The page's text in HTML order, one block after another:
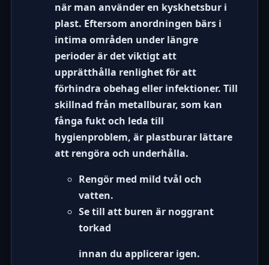
när man använder en kyskhetsbur i
plast. Eftersom anordningen bärs i
intima områden under längre
perioder är det viktigt att
upprätthålla renlighet för att
förhindra obehag eller infektioner. Till
skillnad från metallburar, som kan
fånga fukt och leda till
hygienproblem, är plastburar lättare
att rengöra och underhålla.
Rengör med mild tvål och
vatten.
Se till att buren är noggrant
torkad
innan du applicerar igen.